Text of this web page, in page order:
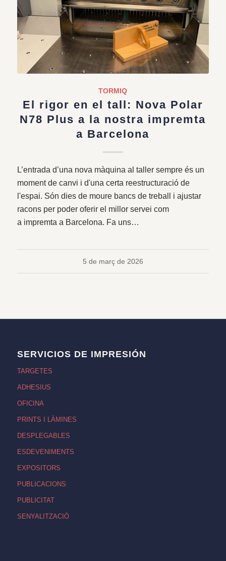
TORMIQ
El rigor en el tall: Nova Polar
N78 Plus a la nostra impremta
a Barcelona
L’entrada d’una nova màquina al taller sempre és un
moment de canvi i d'una certa reestructuració de
l'espai. Són dies de moure bancs de treball i ajustar
racons per poder oferir el millor servei com
a impremta a Barcelona. Fa uns…
5 de març de 2026
SERVICIOS DE IMPRESIÓN
TARGETES
ADHESIUS
OFICINA
PRINTS I LÀMINES
DESPLEGABLES
ESDEVENIMENTS
EXPOSITORS
PUBLICACIONS
PUBLICITAT
SENYALITZACIÓ